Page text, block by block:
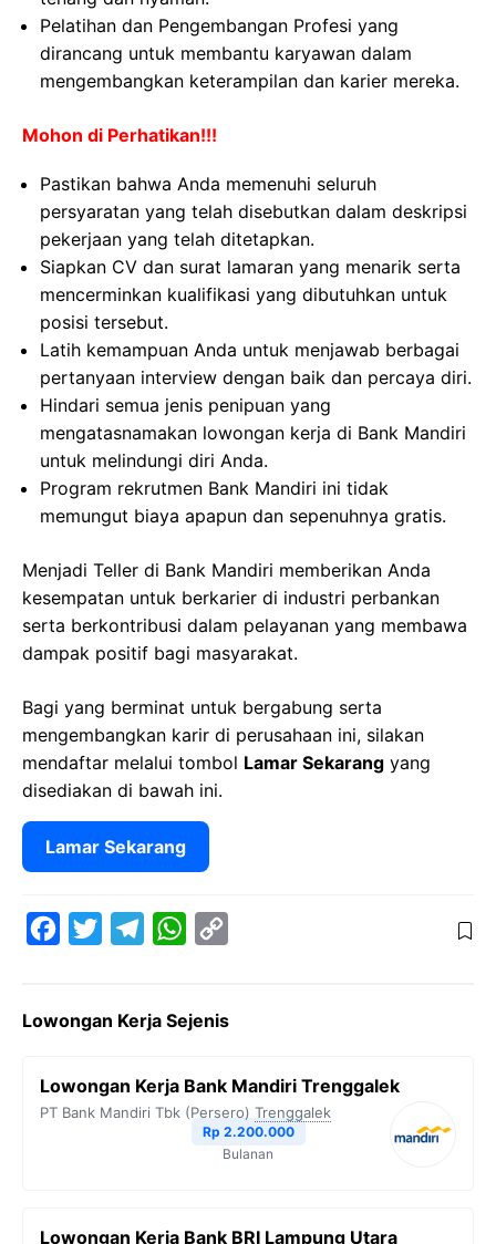
Pelatihan dan Pengembangan Profesi yang
dirancang untuk membantu karyawan dalam
mengembangkan keterampilan dan karier mereka.
Mohon di Perhatikan!!!
Pastikan bahwa Anda memenuhi seluruh
persyaratan yang telah disebutkan dalam deskripsi
pekerjaan yang telah ditetapkan.
Siapkan CV dan surat lamaran yang menarik serta
mencerminkan kualifikasi yang dibutuhkan untuk
posisi tersebut.
Latih kemampuan Anda untuk menjawab berbagai
pertanyaan interview dengan baik dan percaya diri.
Hindari semua jenis penipuan yang
mengatasnamakan lowongan kerja di Bank Mandiri
untuk melindungi diri Anda.
Program rekrutmen Bank Mandiri ini tidak
memungut biaya apapun dan sepenuhnya gratis.
Menjadi Teller di Bank Mandiri memberikan Anda
kesempatan untuk berkarier di industri perbankan
serta berkontribusi dalam pelayanan yang membawa
dampak positif bagi masyarakat.
Bagi yang berminat untuk bergabung serta
mengembangkan karir di perusahaan ini, silakan
mendaftar melalui tombol Lamar Sekarang yang
disediakan di bawah ini.
Lamar Sekarang
e
o
t
e
e
r
W
t
A
y
n
k
Lowongan Kerja Sejenis
Lowongan Kerja Bank Mandiri Trenggalek
PT Bank Mandiri Tbk (Persero) Trenggalek
Rp 2.200.000
Bulanan
Lowongan Kerja Bank BRI Lampung Utara